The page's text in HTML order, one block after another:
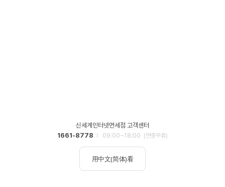
신세계인터넷면세점 고객센터
1661-8778
09:00~18:00 (연중무휴)
用中文(简体)看